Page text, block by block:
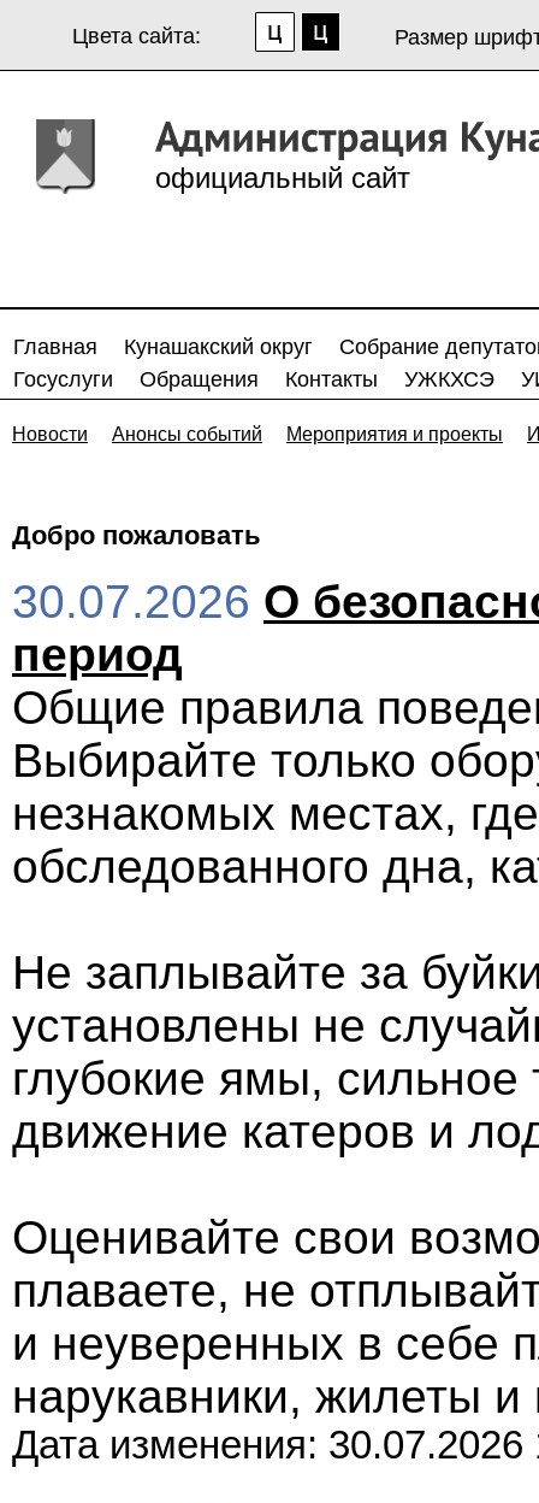
Цвета сайта: Размер
официальный сайт
Главная Кунашакский округ
Собрание
Госуслуги
Обращения Контакты УЖКХСЭ
Новости Анонсы событий Мероприятия и проекты
Добро пожаловать
30.07.2026 О
период
Общие правила
Выбирайте только
незнакомых местах,
обследованного дна,
Не заплывайте за
установлены не
глубокие ямы,
движение катеров и
Оценивайте свои
плаваете, не
и неуверенных в себе
нарукавники, жилеты и
Дата изменения: 30.07.2026